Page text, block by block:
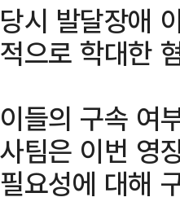
당시 발달장애
적으로 학대한
이들의 구속 여
사팀은 이번 영
필요성에 대해